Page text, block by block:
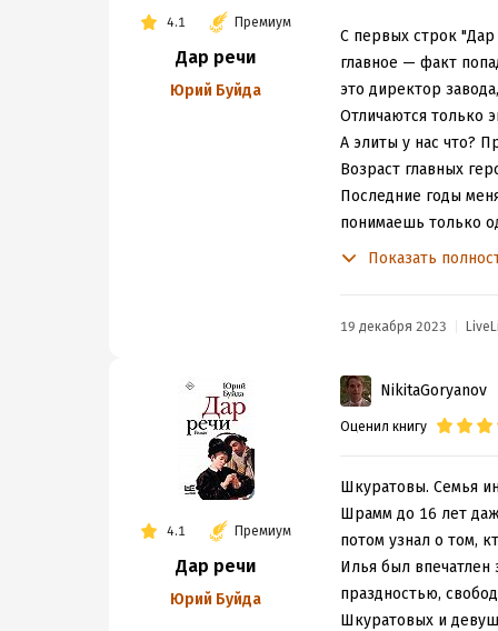
Одново,
революционно-
"Жизнь приняла
зверь и ждет, и
идут, дабы
Обращает на себя
посмотрим на
инквизиции и этих
"Однажды ты
4/5, маленькая
красивые длинные
роман, приключения,
"У нас нет
завещать сегодня?
жить сразу во всех
Расставание с
4.1 Премиум
Дар речи
Юрий Буйда
С первых строк "Дар
главное — факт
это директор
Отличаются только
А элиты у нас что?
Возраст главных
Последние годы
понимаешь только
Нераздражающие
похищенной любви.
Сильная вещь,
10(ШЕДЕВР)
Показать
19 декабря 2023
4.1 Премиум
Дар речи
Юрий Буйда
NikitaGoryanov
Оценил книгу
Шкуратовы. Семья
Шрамм до 16 лет
потом узнал о том,
Илья был
праздностью,
Шкуратовых и